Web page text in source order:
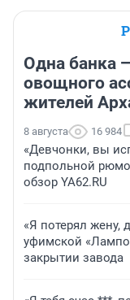
Одна банка
овощного
жителей
8 августа 16 984
«Девчонки, вы
подпольной
обзор YA62.RU
«Я потерял жену,
уфимской
закрытии завода